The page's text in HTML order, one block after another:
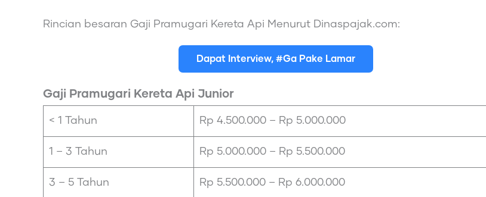
Rincian besaran Gaji Pramugari Kereta Api Menurut Dinaspajak.com:
Dapat Interview, #Ga Pake Lamar
Gaji Pramugari Kereta Api Junior
< 1 Tahun Rp 4.500.000 – Rp 5.000.000
1 – 3 Tahun Rp 5.000.000 – Rp 5.500.000
3 – 5 Tahun Rp 5.500.000 – Rp 6.000.000